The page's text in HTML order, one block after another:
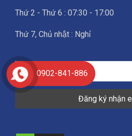
Thứ 2 - Thứ 6 : 07:30 - 17:00
Thứ 7, Chủ nhật : Nghỉ
0902-841-886